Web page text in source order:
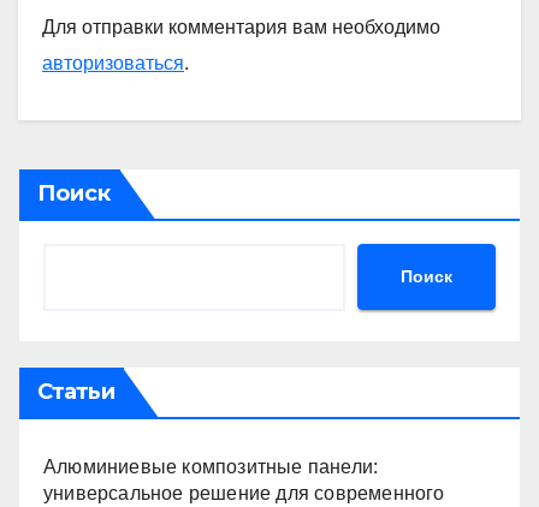
Для отправки комментария вам необходимо
авторизоваться.
Поиск
Поиск
Статьи
Алюминиевые композитные панели:
универсальное решение для современного